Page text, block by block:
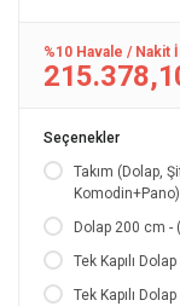
%10 Havale / Nakit
Seçenekler
Takım (Dolap,
Dolap 200 cm -
Tek Kapılı
Tek Kapılı